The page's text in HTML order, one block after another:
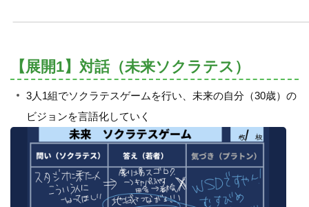
【展開1】対話（未来ソクラテス）
3人1組でソクラテスゲームを行い、未来の自分（30歳）の
ビジョンを言語化していく